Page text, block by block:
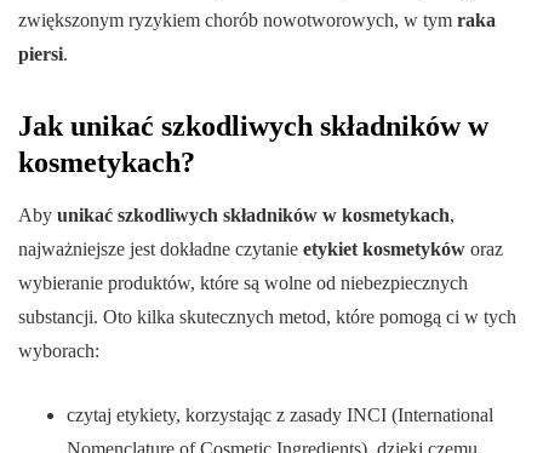
zwiększonym ryzykiem chorób nowotworowych, w tym raka
piersi.
Jak unikać szkodliwych składników w
kosmetykach?
Aby unikać szkodliwych składników w kosmetykach,
najważniejsze jest dokładne czytanie etykiet kosmetyków oraz
wybieranie produktów, które są wolne od niebezpiecznych
substancji. Oto kilka skutecznych metod, które pomogą ci w tych
wyborach:
czytaj etykiety, korzystając z zasady INCI (International
Nomenclature of Cosmetic Ingredients), dzięki czemu